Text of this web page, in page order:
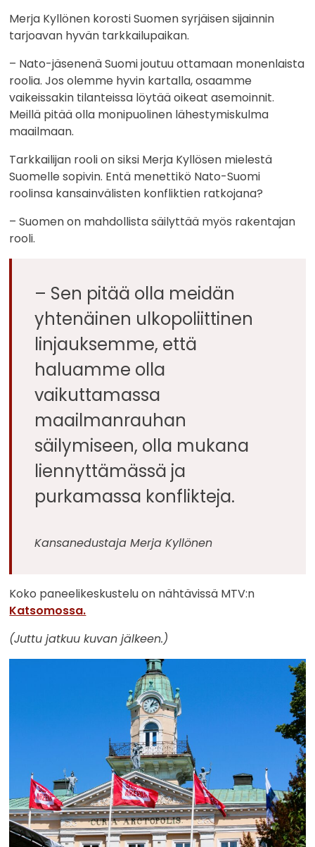
Merja Kyllönen korosti Suomen syrjäisen sijainnin
tarjoavan hyvän tarkkailupaikan.
– Nato-jäsenenä Suomi joutuu ottamaan monenlaista
roolia. Jos olemme hyvin kartalla, osaamme
vaikeissakin tilanteissa löytää oikeat asemoinnit.
Meillä pitää olla monipuolinen lähestymiskulma
maailmaan.
Tarkkailijan rooli on siksi Merja Kyllösen mielestä
Suomelle sopivin. Entä menettikö Nato-Suomi
roolinsa kansainvälisten konfliktien ratkojana?
– Suomen on mahdollista säilyttää myös rakentajan
rooli.
– Sen pitää olla meidän
yhtenäinen ulkopoliittinen
linjauksemme, että
haluamme olla
vaikuttamassa
maailmanrauhan
säilymiseen, olla mukana
liennyttämässä ja
purkamassa konflikteja.
Kansanedustaja Merja Kyllönen
Koko paneelikeskustelu on nähtävissä MTV:n
Katsomossa.
(Juttu jatkuu kuvan jälkeen.)